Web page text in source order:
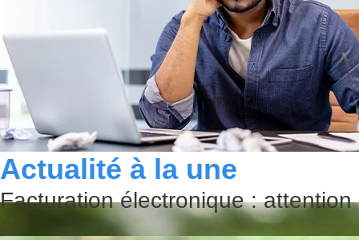
Actualité à la une
Facturation électronique :